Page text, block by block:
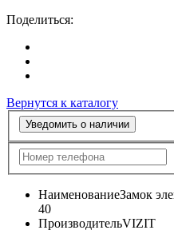
Поделиться:
Вернутся к каталогу
Уведомить о наличии
НаименованиеЗамок
40
ПроизводительVIZIT